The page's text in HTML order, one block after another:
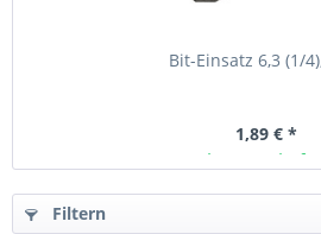
Bit-Einsatz 6,3 (1/
1,89 € *
Ab Lager
Filtern